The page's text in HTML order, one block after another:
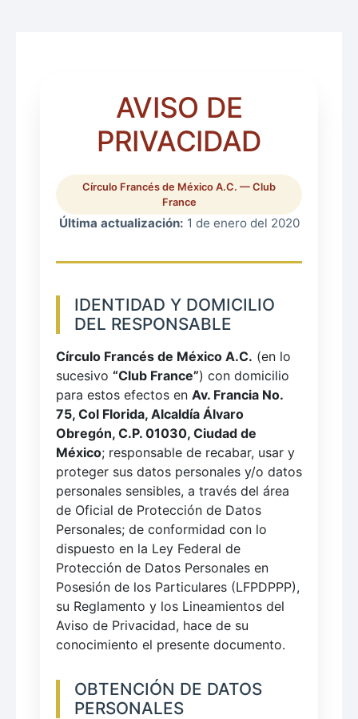
AVISO DE
PRIVACIDAD
Círculo Francés de México A.C. — Club
France
Última actualización: 1 de enero del 2020
IDENTIDAD Y DOMICILIO
DEL RESPONSABLE
Círculo Francés de México A.C. (en lo
sucesivo “Club France”) con domicilio
para estos efectos en Av. Francia No.
75, Col Florida, Alcaldía Álvaro
Obregón, C.P. 01030, Ciudad de
México; responsable de recabar, usar y
proteger sus datos personales y/o datos
personales sensibles, a través del área
de Oficial de Protección de Datos
Personales; de conformidad con lo
dispuesto en la Ley Federal de
Protección de Datos Personales en
Posesión de los Particulares (LFPDPPP),
su Reglamento y los Lineamientos del
Aviso de Privacidad, hace de su
conocimiento el presente documento.
OBTENCIÓN DE DATOS
PERSONALES